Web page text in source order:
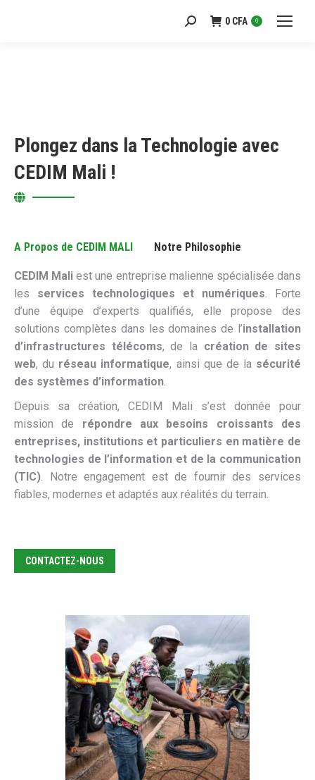
Recherche
0 CFA 0
Plongez dans la Technologie avec
CEDIM Mali !
A Propos de CEDIM MALI Notre Philosophie
CEDIM Mali est une entreprise malienne spécialisée dans
les services technologiques et numériques. Forte
d’une équipe d’experts qualifiés, elle propose des
solutions complètes dans les domaines de l’installation
d’infrastructures télécoms, de la création de sites
web, du réseau informatique, ainsi que de la sécurité
des systèmes d’information.
Depuis sa création, CEDIM Mali s’est donnée pour
mission de répondre aux besoins croissants des
entreprises, institutions et particuliers en matière de
technologies de l’information et de la communication
(TIC). Notre engagement est de fournir des services
fiables, modernes et adaptés aux réalités du terrain.
CONTACTEZ-NOUS